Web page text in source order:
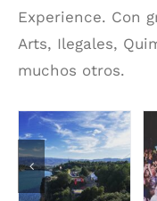
Experience. Con
Arts, Ilegales,
muchos otros.